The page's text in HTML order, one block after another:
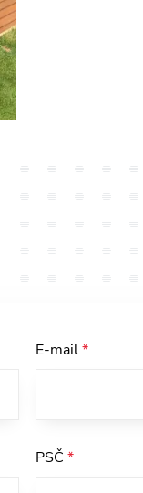
E-mail*
PSČ*